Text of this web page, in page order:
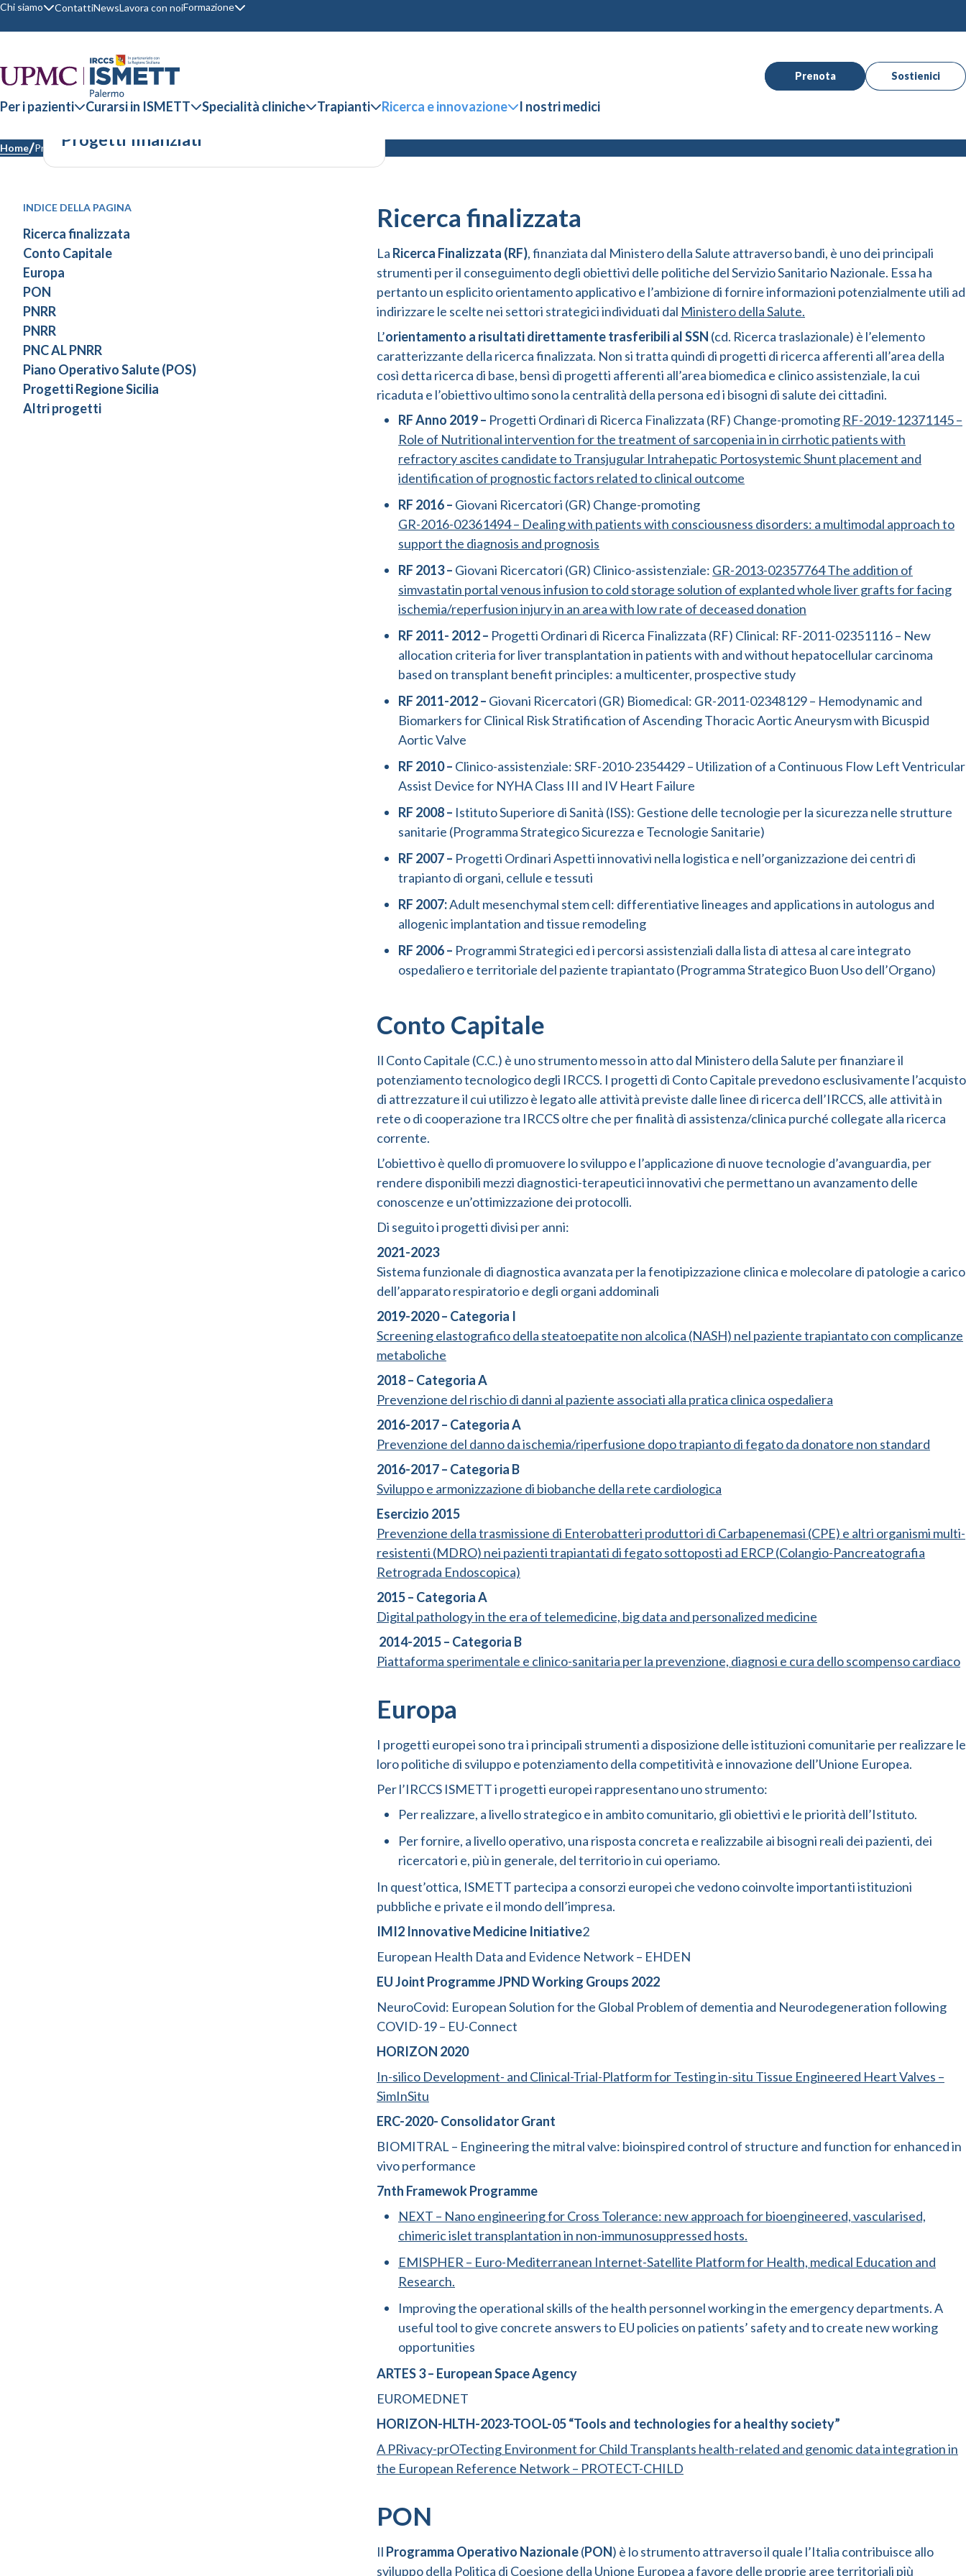
Chi siamo ContattiNewsLavora con noiFormazione
Prenota Sostienici
Per i pazienti Curarsi in ISMETT Specialità cliniche Trapianti Ricerca e innovazione I nostri medici
Home Progetti finanziati
Progetti finanziati
INDICE DELLA PAGINA
Ricerca finalizzata
Conto Capitale
Europa
PON
PNRR
PNRR
PNC AL PNRR
Piano Operativo Salute (POS)
Progetti Regione Sicilia
Altri progetti
Ricerca finalizzata
La Ricerca Finalizzata (RF), finanziata dal Ministero della Salute attraverso bandi, è uno dei principali
strumenti per il conseguimento degli obiettivi delle politiche del Servizio Sanitario Nazionale. Essa ha
pertanto un esplicito orientamento applicativo e l’ambizione di fornire informazioni potenzialmente utili ad
indirizzare le scelte nei settori strategici individuati dal Ministero della Salute.
L’orientamento a risultati direttamente trasferibili al SSN (cd. Ricerca traslazionale) è l’elemento
caratterizzante della ricerca finalizzata. Non si tratta quindi di progetti di ricerca afferenti all’area della
così detta ricerca di base, bensì di progetti afferenti all’area biomedica e clinico assistenziale, la cui
ricaduta e l’obiettivo ultimo sono la centralità della persona ed i bisogni di salute dei cittadini.
RF Anno 2019 – Progetti Ordinari di Ricerca Finalizzata (RF) Change-promoting RF-2019-12371145 –
Role of Nutritional intervention for the treatment of sarcopenia in in cirrhotic patients with
refractory ascites candidate to Transjugular Intrahepatic Portosystemic Shunt placement and
identification of prognostic factors related to clinical outcome
RF 2016 – Giovani Ricercatori (GR) Change-promoting
GR-2016-02361494 – Dealing with patients with consciousness disorders: a multimodal approach to
support the diagnosis and prognosis
RF 2013 – Giovani Ricercatori (GR) Clinico-assistenziale: GR-2013-02357764 The addition of
simvastatin portal venous infusion to cold storage solution of explanted whole liver grafts for facing
ischemia/reperfusion injury in an area with low rate of deceased donation
RF 2011- 2012 – Progetti Ordinari di Ricerca Finalizzata (RF) Clinical: RF-2011-02351116 – New
allocation criteria for liver transplantation in patients with and without hepatocellular carcinoma
based on transplant benefit principles: a multicenter, prospective study
RF 2011-2012 – Giovani Ricercatori (GR) Biomedical: GR-2011-02348129 – Hemodynamic and
Biomarkers for Clinical Risk Stratification of Ascending Thoracic Aortic Aneurysm with Bicuspid
Aortic Valve
RF 2010 – Clinico-assistenziale: SRF-2010-2354429 – Utilization of a Continuous Flow Left Ventricular
Assist Device for NYHA Class III and IV Heart Failure
RF 2008 – Istituto Superiore di Sanità (ISS): Gestione delle tecnologie per la sicurezza nelle strutture
sanitarie (Programma Strategico Sicurezza e Tecnologie Sanitarie)
RF 2007 – Progetti Ordinari Aspetti innovativi nella logistica e nell’organizzazione dei centri di
trapianto di organi, cellule e tessuti
RF 2007:Adult mesenchymal stem cell: differentiative lineages and applications in autologus and
allogenic implantation and tissue remodeling
RF 2006 – Programmi Strategici ed i percorsi assistenziali dalla lista di attesa al care integrato
ospedaliero e territoriale del paziente trapiantato (Programma Strategico Buon Uso dell’Organo)
Conto Capitale
Il Conto Capitale (C.C.) è uno strumento messo in atto dal Ministero della Salute per finanziare il
potenziamento tecnologico degli IRCCS. I progetti di Conto Capitale prevedono esclusivamente l’acquisto
di attrezzature il cui utilizzo è legato alle attività previste dalle linee di ricerca dell’IRCCS, alle attività in
rete o di cooperazione tra IRCCS oltre che per finalità di assistenza/clinica purché collegate alla ricerca
corrente.
L’obiettivo è quello di promuovere lo sviluppo e l’applicazione di nuove tecnologie d’avanguardia, per
rendere disponibili mezzi diagnostici-terapeutici innovativi che permettano un avanzamento delle
conoscenze e un’ottimizzazione dei protocolli.
Di seguito i progetti divisi per anni:
2021-2023
Sistema funzionale di diagnostica avanzata per la fenotipizzazione clinica e molecolare di patologie a carico
dell’apparato respiratorio e degli organi addominali
2019-2020 – Categoria I
Screening elastografico della steatoepatite non alcolica (NASH) nel paziente trapiantato con complicanze
metaboliche
2018 – Categoria A
Prevenzione del rischio di danni al paziente associati alla pratica clinica ospedaliera
2016-2017 – Categoria A
Prevenzione del danno da ischemia/riperfusione dopo trapianto di fegato da donatore non standard
2016-2017 – Categoria B
Sviluppo e armonizzazione di biobanche della rete cardiologica
Esercizio 2015
Prevenzione della trasmissione di Enterobatteri produttori di Carbapenemasi (CPE) e altri organismi multi-
resistenti (MDRO) nei pazienti trapiantati di fegato sottoposti ad ERCP (Colangio-Pancreatografia
Retrograda Endoscopica)
2015 – Categoria A
Digital pathology in the era of telemedicine, big data and personalized medicine
2014-2015 – Categoria B
Piattaforma sperimentale e clinico-sanitaria per la prevenzione, diagnosi e cura dello scompenso cardiaco
Europa
I progetti europei sono tra i principali strumenti a disposizione delle istituzioni comunitarie per realizzare le
loro politiche di sviluppo e potenziamento della competitività e innovazione dell’Unione Europea.
Per l’IRCCS ISMETT i progetti europei rappresentano uno strumento:
Per realizzare, a livello strategico e in ambito comunitario, gli obiettivi e le priorità dell’Istituto.
Per fornire, a livello operativo, una risposta concreta e realizzabile ai bisogni reali dei pazienti, dei
ricercatori e, più in generale, del territorio in cui operiamo.
In quest’ottica, ISMETT partecipa a consorzi europei che vedono coinvolte importanti istituzioni
pubbliche e private e il mondo dell’impresa.
IMI2 Innovative Medicine Initiative2
European Health Data and Evidence Network – EHDEN
EU Joint Programme JPND Working Groups 2022
NeuroCovid: European Solution for the Global Problem of dementia and Neurodegeneration following
COVID-19 – EU-Connect
HORIZON 2020
In-silico Development- and Clinical-Trial-Platform for Testing in-situ Tissue Engineered Heart Valves –
SimInSitu
ERC-2020- Consolidator Grant
BIOMITRAL – Engineering the mitral valve: bioinspired control of structure and function for enhanced in
vivo performance
7nth Framewok Programme
NEXT – Nano engineering for Cross Tolerance: new approach for bioengineered, vascularised,
chimeric islet transplantation in non-immunosuppressed hosts.
EMISPHER – Euro-Mediterranean Internet-Satellite Platform for Health, medical Education and
Research.
Improving the operational skills of the health personnel working in the emergency departments. A
useful tool to give concrete answers to EU policies on patients’ safety and to create new working
opportunities
ARTES 3 – European Space Agency
EUROMEDNET
HORIZON-HLTH-2023-TOOL-05 “Tools and technologies for a healthy society”
A PRivacy-prOTecting Environment for Child Transplants health-related and genomic data integration in
the European Reference Network – PROTECT-CHILD
PON
Il Programma Operativo Nazionale(PON) è lo strumento attraverso il quale l’Italia contribuisce allo
sviluppo della Politica di Coesione della Unione Europea a favore delle proprie aree territoriali più